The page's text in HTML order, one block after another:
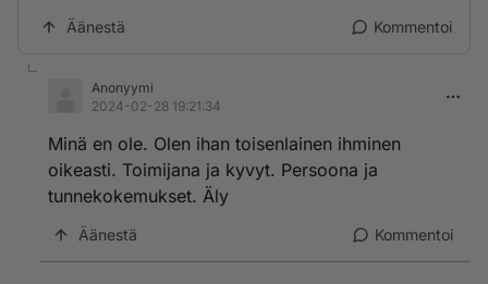
Äänestä Kommentoi
Anonyymi
2024-02-28 19:21:34
Minä en ole. Olen ihan toisenlainen ihminen
oikeasti. Toimijana ja kyvyt. Persoona ja
tunnekokemukset. Äly
Äänestä Kommentoi